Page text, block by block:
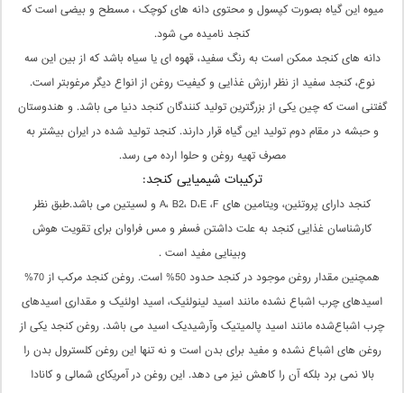
میوه این گیاه بصورت کپسول و محتوی دانه های کوچک ، مسطح و بیضی است که
کنجد نامیده می شود.
دانه های کنجد ممکن است به رنگ سفید، قهوه ای یا سیاه باشد که از بین این سه
نوع، کنجد سفید از نظر ارزش غذایی و کیفیت روغن از انواع دیگر مرغوبتر است.
گفتنی است که چین یکی از بزرگترین تولید کنندگان کنجد دنیا می باشد. و هندوستان
و حبشه در مقام دوم تولید این گیاه قرار دارند. کنجد تولید شده در ایران بیشتر به
مصرف تهیه روغن و حلوا ارده می رسد.
ترکیبات شیمیایی کنجد:
کنجد دارای پروتئین، ویتامین های A، B2، D،E ،F و لسیتین می باشد.طبق نظر
کارشناسان غذایی کنجد به علت داشتن فسفر و مس فراوان برای تقویت هوش
وبینایی مفید است .
همچنین مقدار روغن موجود در کنجد حدود 50% است. روغن کنجد مرکب از 70%
اسیدهای چرب اشباع نشده مانند اسید لینولئیک، اسید اولئیک و مقداری اسیدهای
چرب اشباع‌شده مانند اسید پالمیتیک وآرشیدیک اسید می باشد. روغن کنجد یکی از
روغن های اشباع نشده و مفید برای بدن است و نه تنها این روغن کلسترول بدن را
بالا نمی برد بلکه آن را کاهش نیز می دهد. این روغن در آمریکای شمالی و کانادا